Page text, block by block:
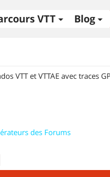
VTT Blog
VTT et VTTAE avec traces
des Forums